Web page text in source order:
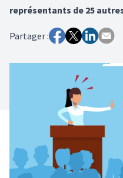
représentants de 25
Partager :